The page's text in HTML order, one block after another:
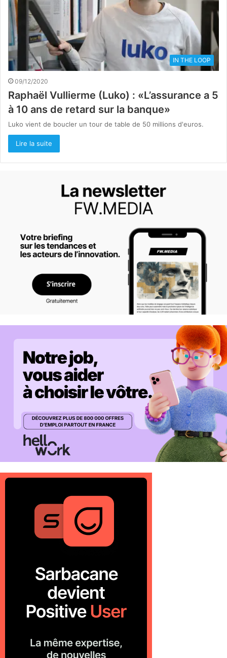
IN THE LOOP
09/12/2020
Raphaël Vullierme (Luko) : «L’assurance a 5
à 10 ans de retard sur la banque»
Luko vient de boucler un tour de table de 50 millions d'euros.
Lire la suite